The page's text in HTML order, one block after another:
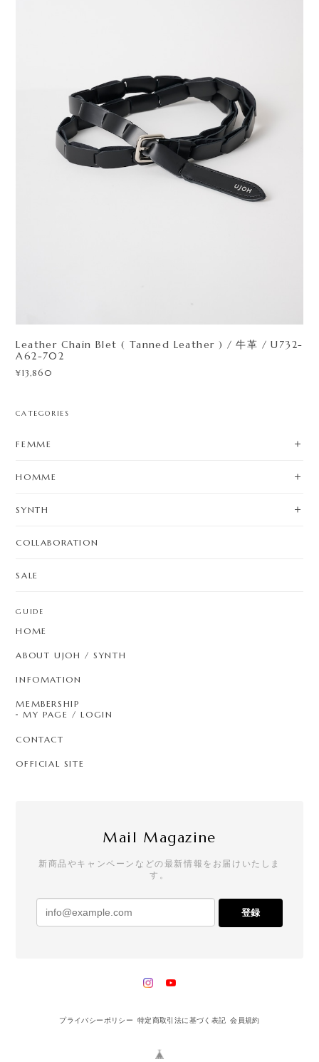
Leather Chain Blet ( Tanned Leather ) / 牛革 / U732-
A62-702
¥13,860
CATEGORIES
FEMME
HOMME
SYNTH
COLLABORATION
SALE
GUIDE
HOME
ABOUT UJOH / SYNTH
INFOMATION
MEMBERSHIP
MY PAGE / LOGIN
CONTACT
OFFICIAL SITE
Mail Magazine
新商品やキャンペーンなどの最新情報をお届けいたしま
す。
登録
プライバシーポリシー 特定商取引法に基づく表記 会員規約